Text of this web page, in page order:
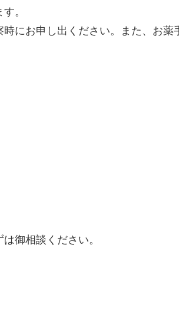
。
にお申し出ください。また、お薬
御相談ください。